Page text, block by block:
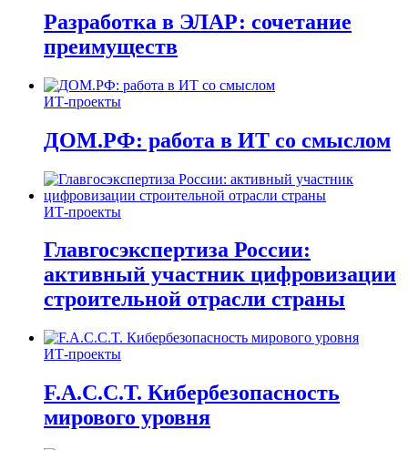
Разработка в ЭЛАР: сочетание
преимуществ
ИТ-проекты
ДОМ.РФ: работа в ИТ со смыслом
ИТ-проекты
Главгосэкспертиза России:
активный участник цифровизации
строительной отрасли страны
ИТ-проекты
F.A.C.C.T. Кибербезопасность
мирового уровня